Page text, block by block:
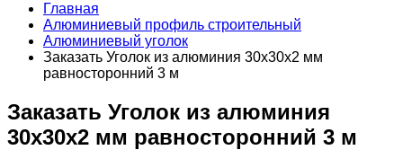
Главная
Алюминиевый профиль строительный
Алюминиевый уголок
Заказать Уголок из алюминия 30х30х2 мм
равносторонний 3 м
Заказать Уголок из алюминия
30х30х2 мм равносторонний 3 м